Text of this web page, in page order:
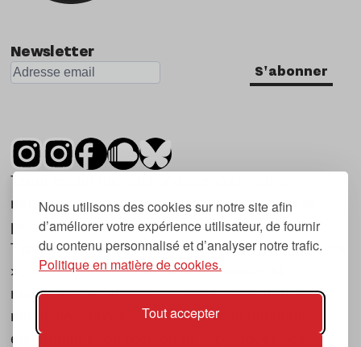
Nous utilisons des cookies sur notre site afin
d’améliorer votre expérience utilisateur, de fournir
du contenu personnalisé et d’analyser notre trafic.
Politique en matière de cookies.
Tout accepter
Newsletter
S'abonner
Tsugi est un mensuel indépendant sur la
musique et les nouvelles tendances, dont la
première parution date de 2007.
Tsugi en japonais signifie « prochain », « suivant
», ce qui correspond à la thématique du
magazine, à l’affût des nouvelles tendances
musicales, qu’elles viennent de la musique
électronique, du rock ou du hip hop, et des